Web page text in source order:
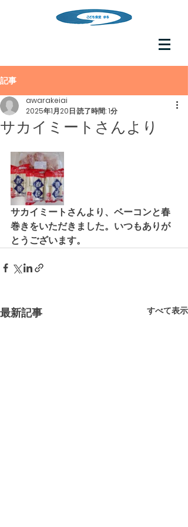
記事
サカイミートさんより
awarakeiai
2025年1月20日読了時間: 1分
サカイミートさんより、ベーコンと春
巻きをいただきました。いつもありが
とうございます。
最新記事 すべて表示